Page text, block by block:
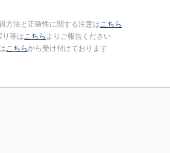
方法と正確性に関する注意はこちら
り等はこちらよりご報告ください
こちらから受け付けております